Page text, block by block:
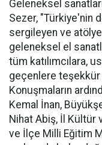
Geleneksel
Sezer, "Türkiye'nin
sergileyen ve
geleneksel el
tüm katılımcılara,
geçenlere teşekkür
Konuşmaların
Kemal İnan,
Nihat Abiş, İl Kültür
ve İlçe Milli Eğitim